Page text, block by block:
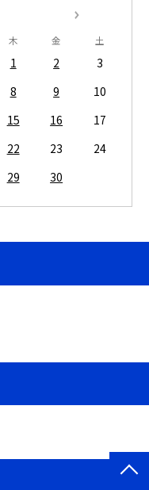
木 金 土
1 2
3
8 9
10
15 16
17
22 23
24
29 30